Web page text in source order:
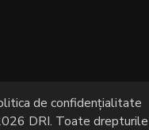
de confidențialitate
DRI. Toate